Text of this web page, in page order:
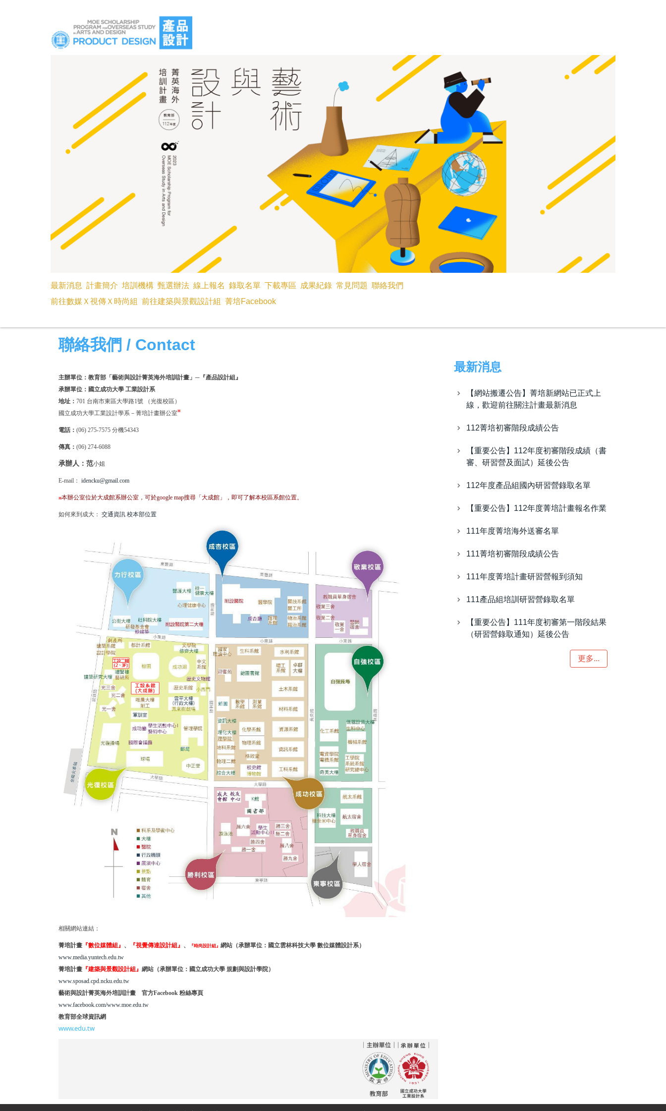
最新消息 計畫簡介 培訓機構 甄選辦法 線上報名 錄取名單 下載專區 成果紀錄 常見問題 聯絡我們
前往數媒Ｘ視傳Ｘ時尚組
前往建築與景觀設計組 菁培Facebook
聯絡我們 / Contact
主辦單位：教育部「藝術與設計菁英海外培訓計畫」─『產品設計組』
承辦單位：國立成功大學 工業設計系
地址： 701 台南市東區大學路1號 （光復校區）
國立成功大學工業設計學系－菁培計畫辦公室※
電話： (06) 275-7575 分機54343
傳真： (06) 274-6088
承辦人：范小姐
E-mail： idencku@gmail.com
※本辦公室位於大成館系辦公室，可於google map搜尋「大成館 」，即可了解本校區系館位置。
如何來到成大： 交通資訊 校本部位置
相關網站連結：
菁培計畫 『數位媒體組』 、 『視覺傳達設計組』 、 『時尚設計組』 網站（承辦單位：國立雲林科技大學 數位媒體設計系）
www.media.yuntech.edu.tw
菁培計畫 『建築與景觀設計組』 網站（承辦單位：國立成功大學 規劃與設計學院）
www.sposad.cpd.ncku.edu.tw
藝術與設計菁英海外培訓計畫 官方Facebook 粉絲專頁
www.facebook.com/www.moe.edu.tw
教育部全球資訊網
www.edu.tw
最新消息
【網站搬遷公告】菁培新網站已正式上
線，歡迎前往關注計畫最新消息
112菁培初審階段成績公告
【重要公告】112年度初審階段成績（書
審、研習營及面試）延後公告
112年度產品組國內研習營錄取名單
【重要公告】112年度菁培計畫報名作業
111年度菁培海外送審名單
111菁培初審階段成績公告
111年度菁培計畫研習營報到須知
111產品組培訓研習營錄取名單
【重要公告】111年度初審第一階段結果
（研習營錄取通知）延後公告
更多...